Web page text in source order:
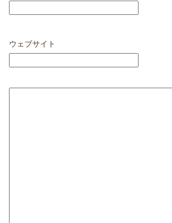
ウェブサイト